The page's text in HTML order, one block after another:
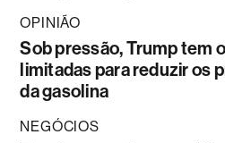
OPINIÃO
Sob pressão, Trump tem
limitadas para reduzir os
da gasolina
NEGÓCIOS